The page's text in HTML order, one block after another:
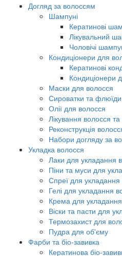
Догляд за волоссям
Шампуні
Кератинові
Лікувальний
Чоловічі
Кондиціонери для
Кератинові
Кондиціонери
Маски для волосся
Сироватки та флюїди
Олії для волосся
Лікування волосся
Реконструкція
Набори догляду за
Укладка волосся
Лаки для укладання
Піни та муси для
Спреї для укладання
Гелі для укладання
Крема для
Віски та пасти для
Термозахист для
Пудра для об'єму
Фарби та біо-завивка
Кератинова біо-